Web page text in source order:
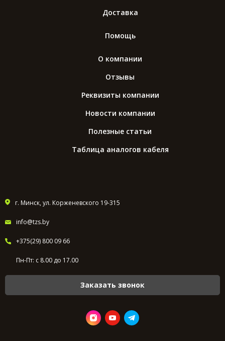
Доставка
Помощь
О компании
Отзывы
Реквизиты компании
Новости компании
Полезные статьи
Таблица аналогов кабеля
г. Минск, ул. Корженевского 19-315
info@tzs.by
+375(29) 800 09 66
Пн-Пт: с 8.00 до 17.00
Заказать звонок